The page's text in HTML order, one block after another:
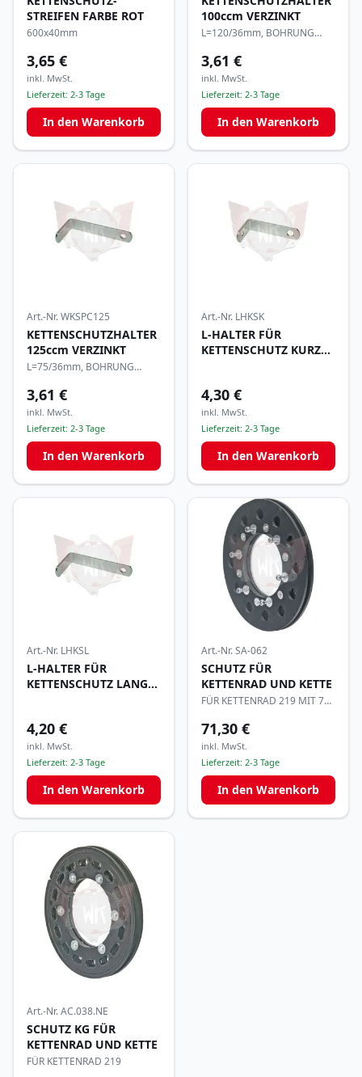
STREIFEN FARBE ROT
600x40mm
3,65 €
inkl. MwSt.
Lieferzeit: 2-3 Tage
In den Warenkorb
100ccm VERZINKT
L=120/36mm, BOHRUNG
3,61 €
inkl. MwSt.
Lieferzeit: 2-3 Tage
In den Warenkorb
Art.-Nr.WKSPC125
KETTENSCHUTZHALTER
125ccm VERZINKT
L=75/36mm, BOHRUNG
3,61 €
inkl. MwSt.
Lieferzeit: 2-3 Tage
In den Warenkorb
Art.-Nr. LHKSK
L-HALTER FÜR
KETTENSCHUTZ KURZ
4,30 €
inkl. MwSt.
Lieferzeit: 2-3 Tage
In den Warenkorb
Art.-Nr. LHKSL
L-HALTER FÜR
KETTENSCHUTZ LANG
4,20 €
inkl. MwSt.
Lieferzeit: 2-3 Tage
In den Warenkorb
Art.-Nr.SA-062
SCHUTZ FÜR
KETTENRAD UND KETTE
FÜR KETTENRAD 219 MIT 78-
71,30 €
inkl. MwSt.
Lieferzeit: 2-3 Tage
In den Warenkorb
Art.-Nr.AC.038.NE
SCHUTZ KG FÜR
KETTENRAD UND KETTE
FÜR KETTENRAD 219